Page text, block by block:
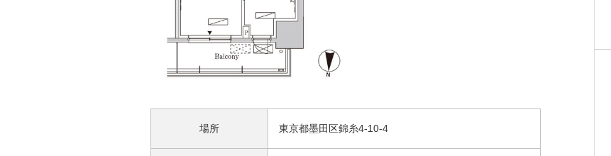
場所 東京都墨田区錦糸4-10-4